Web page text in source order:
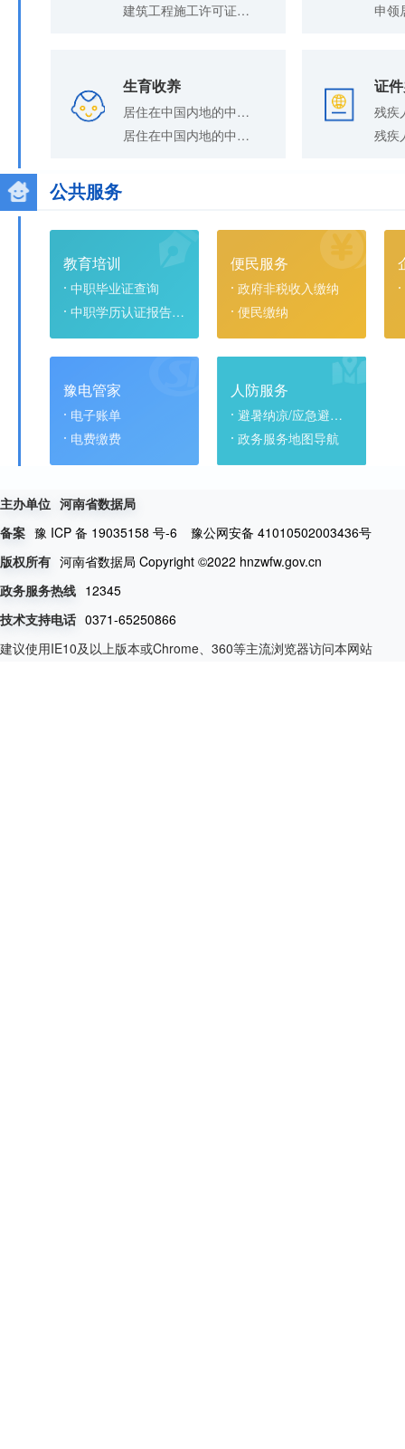
建筑工程施工许可证变更（建设单位项目负责人变更）
生育收养
居住在中国内地的中国公民在内地收养三代以内同辈旁系血亲子女登记
居住在中国内地的中国公民在内地补领收养登记证
证
残疾
残疾
公共服务
教育培训
中职毕业证查询
中职学历认证报告查询
便民服务
政府非税收入缴纳
便民缴纳
豫电管家
电子账单
电费缴费
人防服务
避暑纳凉/应急避难场所
政务服务地图导航
主办单位 河南省数据局
备案 豫 ICP 备 19035158 号-6 豫公网安备 41010502003436号
版权所有 河南省数据局 Copyright ©2022 hnzwfw.gov.cn
政务服务热线 12345
技术支持电话
0371-65250866
建议使用IE10及以上版本或Chrome、360等主流浏览器访问本网站